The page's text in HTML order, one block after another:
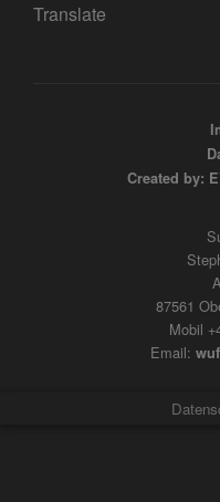
Translate
Created by:
87561
Mobil
Email: